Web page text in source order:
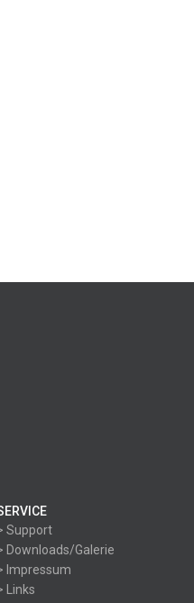
Support
Downloads/Galerie
Impressum
Links